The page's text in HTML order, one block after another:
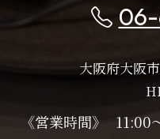
06-
大阪府大阪
《営業時間》 11:00